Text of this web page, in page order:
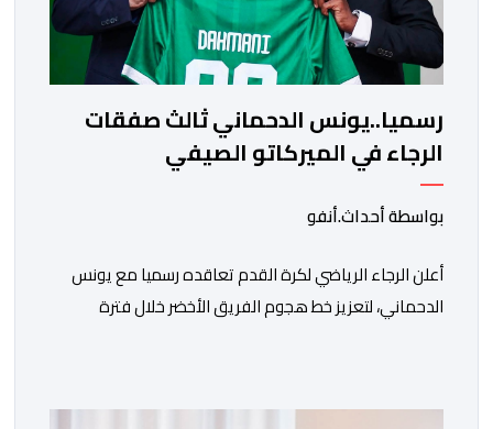
رسميا..يونس الدحماني ثالث صفقات
الرجاء في الميركاتو الصيفي
بواسطة أحداث.أنفو
أعلن الرجاء الرياضي لكرة القدم تعاقده رسميا مع يونس
الدحماني، لتعزيز خط هجوم الفريق الأخضر خلال فترة
الطاقم التقني للرجاء لتقديم الإضافة المرجوة في